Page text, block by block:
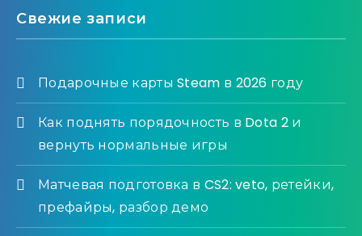
Свежие записи
Подарочные карты Steam в 2026 году
Как поднять порядочность в Dota 2 и
вернуть нормальные игры
Матчевая подготовка в CS2: veto, ретейки,
префайры, разбор демо